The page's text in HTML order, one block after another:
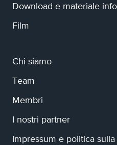
Download e materiale
Film
Chi siamo
Team
Membri
I nostri partner
Impressum e politica